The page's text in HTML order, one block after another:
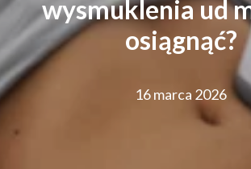
wysmuklenia ud
osiągnąć?
16 marca 2026